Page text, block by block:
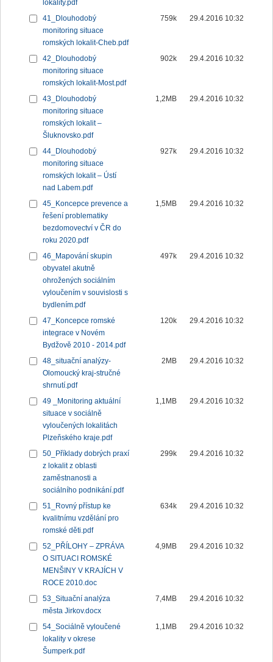
lokality.pdf
41_Dlouhodobý
monitoring situace
romských lokalit-Cheb.pdf
759k 29.4.2016 10:32
42_Dlouhodobý
monitoring situace
romských lokalit-Most.pdf
902k 29.4.2016 10:32
43_Dlouhodobý
monitoring situace
romských lokalit –
Šluknovsko.pdf
1,2MB 29.4.2016 10:32
44_Dlouhodobý
monitoring situace
romských lokalit – Ústí
nad Labem.pdf
927k 29.4.2016 10:32
45_Koncepce prevence a
řešení problematiky
bezdomovectví v ČR do
roku 2020.pdf
1,5MB 29.4.2016 10:32
46_Mapování skupin
obyvatel akutně
ohrožených sociálním
vyloučením v souvislosti s
bydlením.pdf
497k 29.4.2016 10:32
47_Koncepce romské
integrace v Novém
Bydžově 2010 - 2014.pdf
120k 29.4.2016 10:32
48_situační analýzy-
Olomoucký kraj-stručné
shrnutí.pdf
2MB 29.4.2016 10:32
49 _Monitoring aktuální
situace v sociálně
vyloučených lokalitách
Plzeňského kraje.pdf
1,1MB 29.4.2016 10:32
50_Příklady dobrých praxí
z lokalit z oblasti
zaměstnanosti a
sociálního podnikání.pdf
299k 29.4.2016 10:32
51_Rovný přístup ke
kvalitnímu vzdělání pro
romské děti.pdf
634k 29.4.2016 10:32
52_PŘÍLOHY – ZPRÁVA
O SITUACI ROMSKÉ
MENŠINY V KRAJÍCH V
ROCE 2010.doc
4,9MB 29.4.2016 10:32
53_Situační analýza
města Jirkov.docx
7,4MB 29.4.2016 10:32
54_Sociálně vyloučené
lokality v okrese
Šumperk.pdf
1,1MB 29.4.2016 10:32